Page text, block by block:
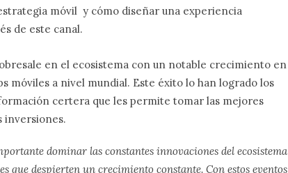
móvil y cómo diseñar una experiencia
de este canal.
en el ecosistema con un notable crecimiento en
móviles a nivel mundial. Este éxito lo han logrado los
certera que les permite tomar las mejores
inversiones.
dominar las constantes innovaciones del ecosistema
que despierten un crecimiento constante. Con estos eventos